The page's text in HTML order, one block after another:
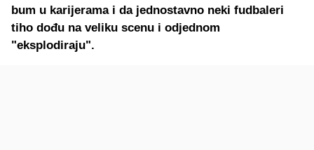
bum u karijerama i da jednostavno neki fudbaleri
tiho dođu na veliku scenu i odjednom
"eksplodiraju".